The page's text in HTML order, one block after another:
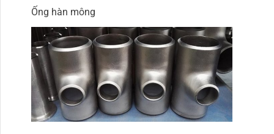
Ống hàn mông